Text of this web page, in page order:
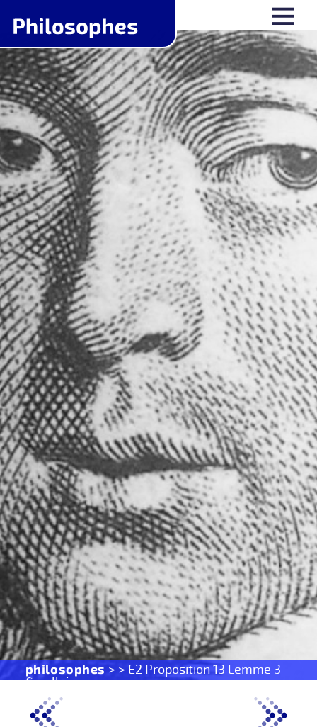
philosophes > > E2 Proposition 13 Lemme 3
Corollaire